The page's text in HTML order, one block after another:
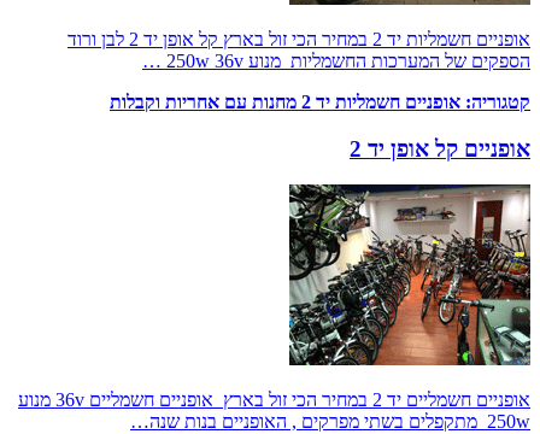
אופניים חשמליות יד 2 במחיר הכי זול בארץ קל אופן יד 2 לבן ורוד
הספקים של המערכות החשמליות מנוע 250w 36v …
קטגוריה: אופניים חשמליות יד 2 מחנות עם אחריות וקבלות
אופניים קל אופן יד 2
אופניים חשמליים יד 2 במחיר הכי זול בארץ אופניים חשמליים 36v מנוע
250w מתקפלים בשתי מפרקים , האופניים בנות שנה…